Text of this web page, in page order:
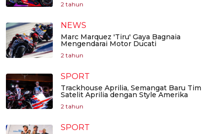
2 tahun
NEWS
Marc Marquez 'Tiru' Gaya Bagnaia
Mengendarai Motor Ducati
2 tahun
SPORT
Trackhouse Aprilia, Semangat Baru Tim
Satelit Aprilia dengan Style Amerika
2 tahun
SPORT